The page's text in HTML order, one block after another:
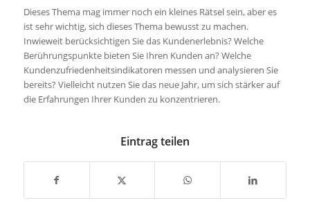
Dieses Thema mag immer noch ein kleines Rätsel sein, aber es
ist sehr wichtig, sich dieses Thema bewusst zu machen.
Inwieweit berücksichtigen Sie das Kundenerlebnis? Welche
Berührungspunkte bieten Sie Ihren Kunden an? Welche
Kundenzufriedenheitsindikatoren messen und analysieren Sie
bereits? Vielleicht nutzen Sie das neue Jahr, um sich stärker auf
die Erfahrungen Ihrer Kunden zu konzentrieren.
Eintrag teilen